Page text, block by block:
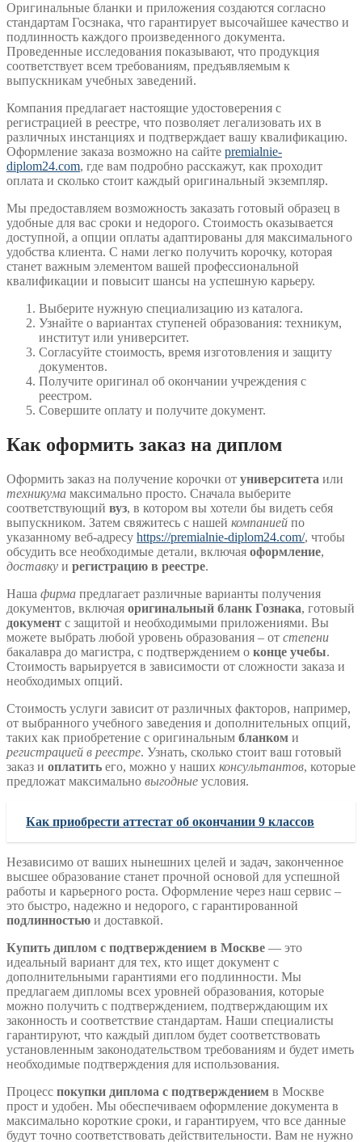
Оригинальные бланки и приложения создаются согласно
стандартам Госзнака, что гарантирует высочайшее качество и
подлинность каждого произведенного документа.
Проведенные исследования показывают, что продукция
соответствует всем требованиям, предъявляемым к
выпускникам учебных заведений.
Компания предлагает настоящие удостоверения с
регистрацией в реестре, что позволяет легализовать их в
различных инстанциях и подтверждает вашу квалификацию.
Оформление заказа возможно на сайте premialnie-
diplom24.com, где вам подробно расскажут, как проходит
оплата и сколько стоит каждый оригинальный экземпляр.
Мы предоставляем возможность заказать готовый образец в
удобные для вас сроки и недорого. Стоимость оказывается
доступной, а опции оплаты адаптированы для максимального
удобства клиента. С нами легко получить корочку, которая
станет важным элементом вашей профессиональной
квалификации и повысит шансы на успешную карьеру.
Выберите нужную специализацию из каталога.
Узнайте о вариантах ступеней образования: техникум,
институт или университет.
Согласуйте стоимость, время изготовления и защиту
документов.
Получите оригинал об окончании учреждения с
реестром.
Совершите оплату и получите документ.
Как оформить заказ на диплом
Оформить заказ на получение корочки от университета или
техникума максимально просто. Сначала выберите
соответствующий вуз, в котором вы хотели бы видеть себя
выпускником. Затем свяжитесь с нашей компанией по
указанному веб-адресу https://premialnie-diplom24.com/, чтобы
обсудить все необходимые детали, включая оформление,
доставку и регистрацию в реестре.
Наша фирма предлагает различные варианты получения
документов, включая оригинальный бланк Гознака, готовый
документ с защитой и необходимыми приложениями. Вы
можете выбрать любой уровень образования – от степени
бакалавра до магистра, с подтверждением о конце учебы.
Стоимость варьируется в зависимости от сложности заказа и
необходимых опций.
Стоимость услуги зависит от различных факторов, например,
от выбранного учебного заведения и дополнительных опций,
таких как приобретение с оригинальным бланком и
регистрацией в реестре. Узнать, сколько стоит ваш готовый
заказ и оплатить его, можно у наших консультантов, которые
предложат максимально выгодные условия.
Как приобрести аттестат об окончании 9 классов
Независимо от ваших нынешних целей и задач, законченное
высшее образование станет прочной основой для успешной
работы и карьерного роста. Оформление через наш сервис –
это быстро, надежно и недорого, с гарантированной
подлинностью и доставкой.
Купить диплом с подтверждением в Москве — это
идеальный вариант для тех, кто ищет документ с
дополнительными гарантиями его подлинности. Мы
предлагаем дипломы всех уровней образования, которые
можно получить с подтверждением, подтверждающим их
законность и соответствие стандартам. Наши специалисты
гарантируют, что каждый диплом будет соответствовать
установленным законодательством требованиям и будет иметь
необходимые подтверждения для использования.
Процесс покупки диплома с подтверждением в Москве
прост и удобен. Мы обеспечиваем оформление документа в
максимально короткие сроки, и гарантируем, что все данные
будут точно соответствовать действительности. Вам не нужно